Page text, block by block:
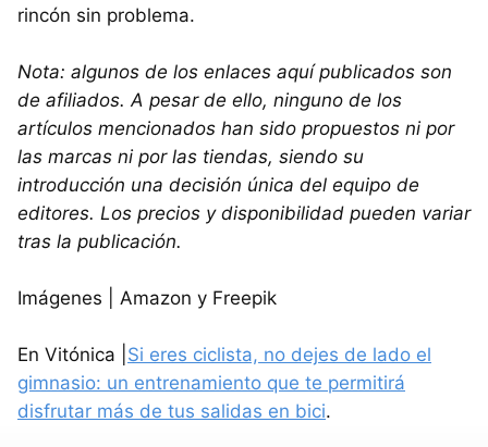
rincón sin problema.
Nota: algunos de los enlaces aquí publicados son
de afiliados. A pesar de ello, ninguno de los
artículos mencionados han sido propuestos ni por
las marcas ni por las tiendas, siendo su
introducción una decisión única del equipo de
editores. Los precios y disponibilidad pueden variar
tras la publicación.
Imágenes | Amazon y Freepik
En Vitónica | Si eres ciclista, no dejes de lado el
gimnasio: un entrenamiento que te permitirá
disfrutar más de tus salidas en bici.